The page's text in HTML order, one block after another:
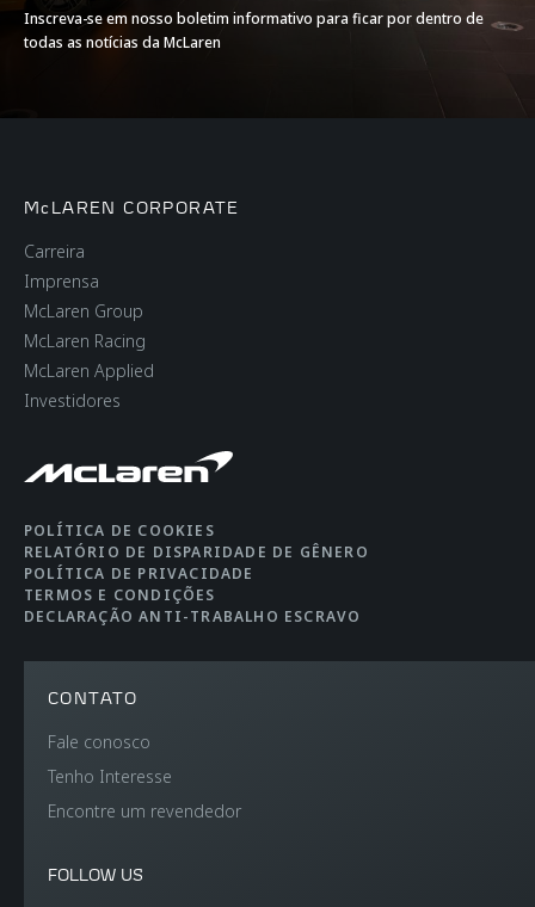
Seamless Shift
TECNOLOGIA DE
CHASSI E CARROCERIA
ESTRUTURA DA
Adaptive Dampers
DIFERENCIAL
Open Differential with
Brake Steer
FREIOS
AERODINÂMICA
Inscreva-se em nosso boletim informativo para ficar por dentro de
todas as notícias da McLaren
McLAREN CORPORATE
Carreira
Imprensa
McLaren Group
McLaren Racing
McLaren Applied
Investidores
POLÍTICA DE COOKIES
RELATÓRIO DE DISPARIDADE DE GÊNERO
POLÍTICA DE PRIVACIDADE
TERMOS E CONDIÇÕES
DECLARAÇÃO ANTI-TRABALHO ESCRAVO
CONTATO
Fale conosco
Tenho Interesse
Encontre um revendedor
FOLLOW US